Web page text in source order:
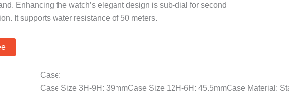
Enhancing the watch’s elegant design is sub-dial for second
It supports water resistance of 50 meters.
Case:
Case Size 3H-9H: 39mmCase Size 12H-6H: 45.5mmCase Material: